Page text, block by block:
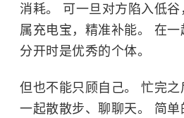
消耗。 可一旦对方陷入低
属充电宝，精准补能。 在一
分开时是优秀的个体。
但也不能只顾自己。 忙完之
一起散散步、聊聊天。 简